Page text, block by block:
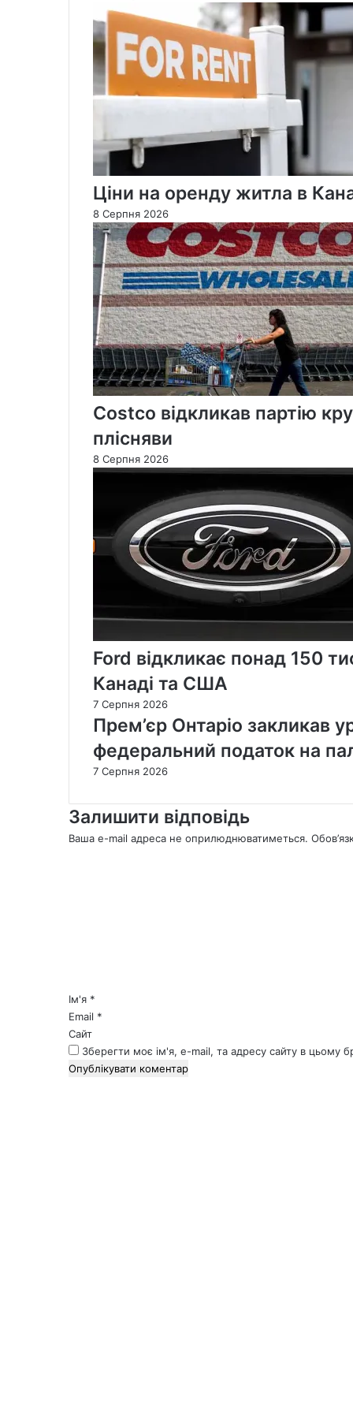
прем’єра
Дага
Форда
«шматком
л***а»
Ціни на оренду житла в
8 Серпня 2026
Costco відкликав партію
плісняви
8 Серпня 2026
Ford відкликає понад 150
Канаді та США
7 Серпня 2026
Прем’єр Онтаріо закликав
федеральний податок на
7 Серпня 2026
Залишити відповідь
Ваша e-mail адреса не оприлюднюватиметься.
*Ім'я *
Email *
Сайт
Зберегти моє ім'я, e-mail, та адресу сайту в цьому